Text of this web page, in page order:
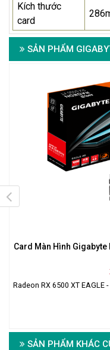
Kích thước
card
SẢN PHẨM
Card Màn Hình Gigabyte
Radeon RX 6500 XT EAGLE
SẢN PHẨM KHÁC